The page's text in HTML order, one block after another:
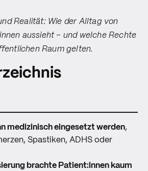
Realität: Wie der Alltag von
aussieht – und welche Rechte
Raum gelten.
medizinisch eingesetzt werden,
Spastiken, ADHS oder
brachte Patient:innen kaum